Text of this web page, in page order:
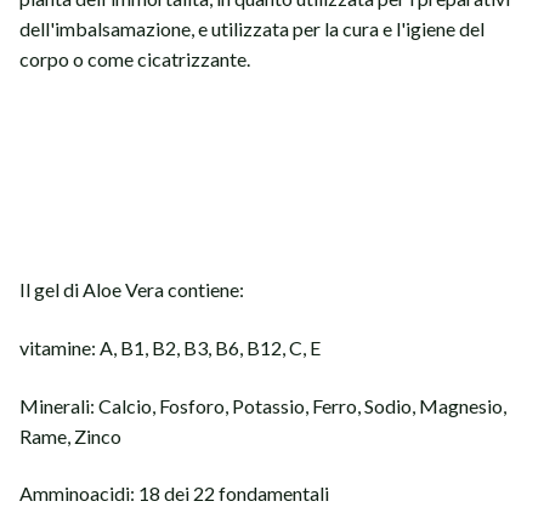
dell'imbalsamazione, e utilizzata per la cura e l'igiene del
corpo o come cicatrizzante.
Il gel di Aloe Vera contiene:
vitamine: A, B1, B2, B3, B6, B12, C, E
Minerali: Calcio, Fosforo, Potassio, Ferro, Sodio, Magnesio,
Rame, Zinco
Amminoacidi: 18 dei 22 fondamentali